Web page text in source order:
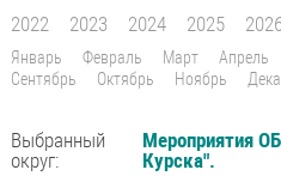
2022 2023 2024 2025
Январь Февраль Март Апрель
Сентябрь
Октябрь Ноябрь
Выбранный
округ:
Мероприятия
Курска".